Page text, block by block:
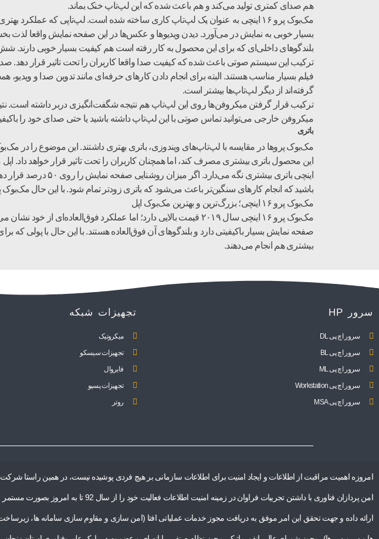
هم صدای کمتری تولید می‌کند و هم باعث شده که این لپ‌تاپ خنک بماند.
بسیار خوبی به نمایش در می‌آورد. دیدن ویدیوها و عکس‌ها در این صفحه نمایش واقعا لذت
ترکیب این سیستم صوتی باعث شده که کیفیت صدا واقعا کاربران را تحت تاثیر قرار دهد.
فیلم بسیار مناسب هستند. البته برای انجام دادن کارهای حرفه‌ای مانند تدوین صدا و ویدیو،
گرفته‌اند از دیگر لپ‌تاپ‌ها بیشتر است.
ترکیب قرار گرفتن میکروفن‌ها روی این لپ‌تاپ هم نتیجه شگفت‌انگیزی دربر داشته است.
میکروفن خارجی می‌توانید تماس صوتی با این لپ‌تاپ داشته باشید یا حتی صدای خود را
باتری
باشید که انجام کارهای سنگین‌تر باعث می‌شود که باتری زودتر تمام شود. با این حال مک‌بوک پرو ۱۶ اینچی می‌تواند یک روز کاری آن هم برای انجام دادن کارهای سبک کاربران را
مک‌بوک پرو ۱۶ اینچی؛ بزرگ‌ترین و بهترین مک‌بوک اپل
مک‌بوک پرو ۱۶ اینچی سال ۲۰۱۹ قیمت بالایی دارد؛ اما عملکرد
صفحه نمایش بسیار باکیفیتی دارد و بلندگوهای آن فوق‌العاده هستند. با این حال با پولی
بیشتری هم انجام می‌دهند.
سرور HP
سرور اچ پی DL
سرور اچ پی BL
سرور اچ پی ML
سرور اچ پی Workstation
سرور اچ پی MSA
تجهیزات شبکه
میکروتیک
تجهیزات سیسکو
فایروال
تجهیزات پسیو
روتر
امروزه اهمیت مراقبت از اطلاعات و ایجاد امنیت برای اطلاعات سازمانی بر هیچ فردی پوشیده نیست، در همین راستا شرکت
امن پردازان فناوری با داشتن تجربیات فراوان در زمینه امنیت اطلاعات فعالیت خود را از سال 92 تا به امروز بصورت مستمر
ارائه داده و جهت تحقق این امر موفق به دریافت مجوز خدمات عملیاتی افتا (امن سازی و مقاوم سازی سامانه ها،